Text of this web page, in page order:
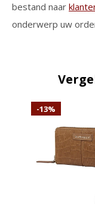
bestand naar
onderwerp uw
-13%